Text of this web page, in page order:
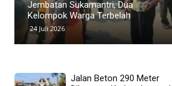
Hotman Paris yang Dinilai
Merendahkan Profesi Wartawan
19 Juli 2026
Jalan Beton 290 Meter